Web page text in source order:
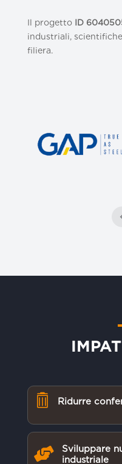
Il progetto ID
industriali,
filiera.
 Ridurre

Sviluppare
industriale